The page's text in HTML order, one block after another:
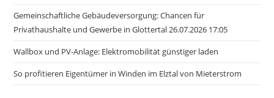
Gemeinschaftliche Gebäudeversorgung: Chancen für
Privathaushalte und Gewerbe in Glottertal 26.07.2026 17:05
Wallbox und PV-Anlage: Elektromobilität günstiger laden
So profitieren Eigentümer in Winden im Elztal von Mieterstrom